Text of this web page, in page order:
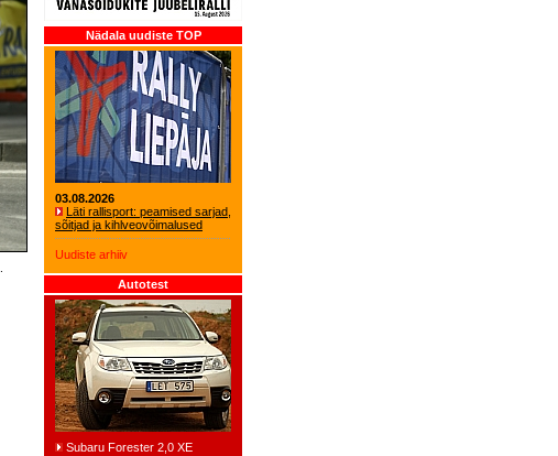
Nädala uudiste TOP
03.08.2026
Läti rallisport: peamised sarjad,
sõitjad ja kihlveovõimalused
Uudiste arhiiv
Autotest
Subaru Forester 2,0 XE